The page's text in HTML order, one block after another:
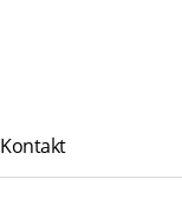
Kontakt